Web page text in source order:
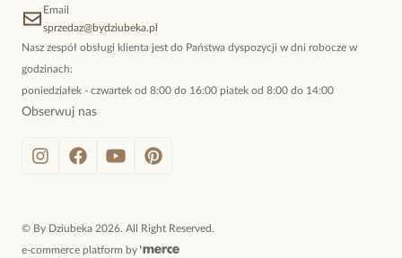
Email
sprzedaz@bydziubeka.pl
Nasz zespół obsługi klienta jest do Państwa dyspozycji w dni robocze w
godzinach:
poniedziałek - czwartek od 8:00 do 16:00 piatek od 8:00 do 14:00
Obserwuj nas
© By Dziubeka 2026. All Right Reserved.
e-commerce platform by